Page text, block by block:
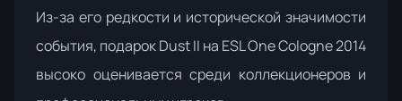
Из-за его редкости и исторической значимости
события, подарок Dust II на ESL One Cologne 2014
высоко оценивается среди коллекционеров и